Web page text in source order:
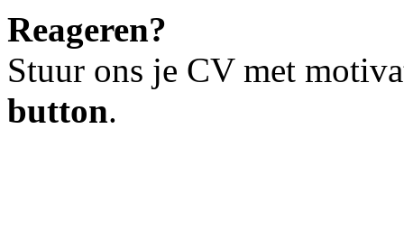
Reageren?
Stuur ons je CV met
button.